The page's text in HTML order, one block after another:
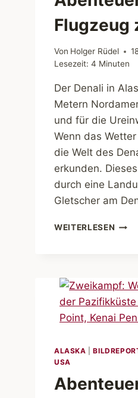
Flugzeug
Von Holger Rüdel
Lesezeit: 4 Minuten
Der Denali in
Metern
und für die
Wenn das
die Welt des
erkunden.
durch eine
Gletscher am
WEITERLESEN
ALASKA |
USA